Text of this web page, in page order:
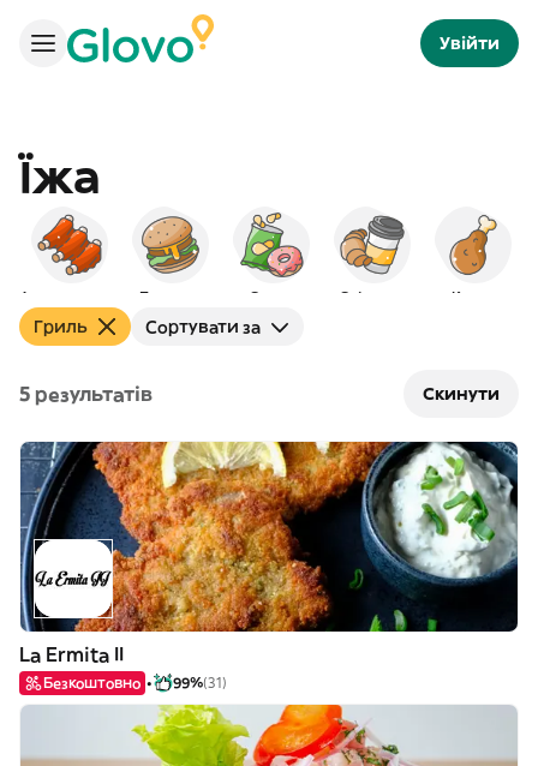
Увійти
Їжа
Бургери Снеки Сніданок Курка
Гриль Сортувати за
5 результатів Скинути
La Ermita II
Безкоштовно 99%(31)